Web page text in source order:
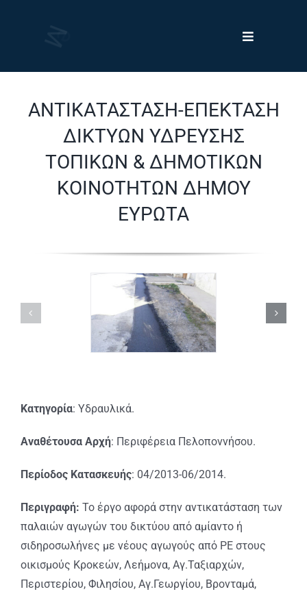
Toggle
ΑΝΤΙΚΑΤΑΣΤΑΣΗ-ΕΠΕΚΤΑΣΗ
ΔΙΚΤΥΩΝ ΥΔΡΕΥΣΗΣ
ΤΟΠΙΚΩΝ & ΔΗΜΟΤΙΚΩΝ
ΚΟΙΝΟΤΗΤΩΝ ΔΗΜΟΥ
ΕΥΡΩΤΑ
Κατηγορία: Υδραυλικά.
Αναθέτουσα Αρχή: Περιφέρεια Πελοποννήσου.
Περίοδος Κατασκευής: 04/2013-06/2014.
Περιγραφή: Το έργο αφορά στην αντικατάσταση των
παλαιών αγωγών του δικτύου από αμίαντο ή
σιδηροσωλήνες με νέους αγωγούς από PE στους
οικισμούς Κροκεών, Λεήμονα, Αγ.Ταξιαρχών,
Περιστερίου, Φιλησίου, Αγ.Γεωργίου, Βρονταμά,